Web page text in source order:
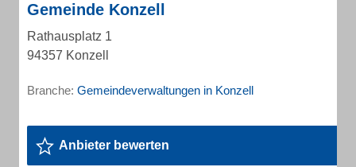
Gemeinde Konzell
Rathausplatz 1
94357 Konzell
Branche: Gemeindeverwaltungen in Konzell
Anbieter bewerten